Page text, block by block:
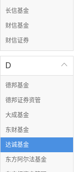
长信基金
财信基金
财信证券

D
德邦基金
德邦证券资管
大成基金
东财基金
达诚基金
东方阿尔法基金